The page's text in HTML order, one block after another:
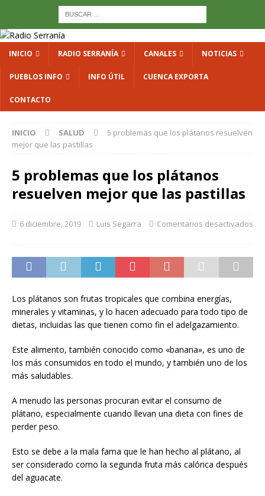
INICIO RADIO SERRANÍA CANALES NOTICIAS
PUEBLOS INFO INFO ÚTIL CUENCA EXPORTA
CONTACTO
INICIO SALUD
5 problemas que los plátanos resuelven
mejor que las pastillas
5 problemas que los plátanos
resuelven mejor que las pastillas
6 diciembre, 2019 Luis Segarra Comentarios desactivados
Los plátanos son frutas tropicales que combina energías,
minerales y vitaminas, y lo hacen adecuado para todo tipo de
dietas, incluidas las que tienen como fin el adelgazamiento.
Este alimento, también conocido como «banana», es uno de
los más consumidos en todo el mundo, y también uno de los
más saludables.
A menudo las personas procuran evitar el consumo de
plátano, especialmente cuando llevan una dieta con fines de
perder peso.
Esto se debe a la mala fama que le han hecho al plátano, al
ser considerado como la segunda fruta más calórica después
del aguacate.